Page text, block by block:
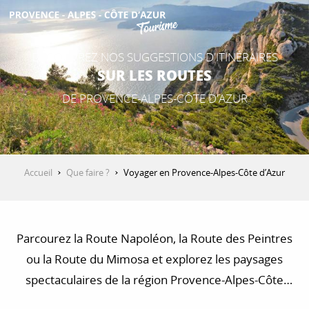
Aller
au
principalDÉCOUVREZ NOS SUGGESTIONS D'ITINÉRAIRES
SUR LES ROUTES
DE PROVENCE-ALPES-CÔTE D'AZUR
Accueil Que faire ? Voyager en Provence-Alpes-Côte d’Azur
Parcourez la Route Napoléon, la Route des Peintres
ou la Route du Mimosa et explorez les paysages
spectaculaires de la région Provence-Alpes-Côte